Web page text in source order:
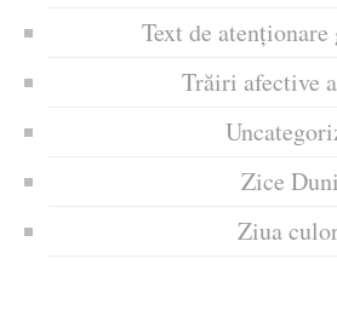
Text de
Trăiri afective
Zice
Ziua